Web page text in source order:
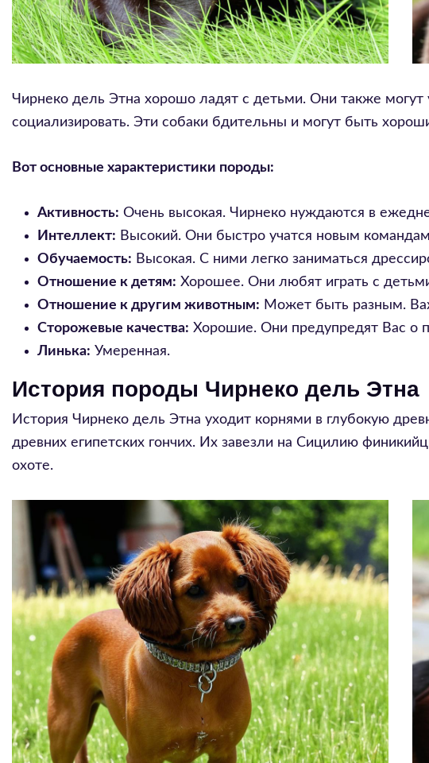
Чирнеко дель Этна хорошо ладят с детьми. Они также могут
социализировать. Эти собаки бдительны и могут быть
Вот основные характеристики породы:
Активность: Очень высокая. Чирнеко нуждаются в
Интеллект: Высокий. Они быстро учатся новым
Обучаемость: Высокая. С ними легко заниматься
Отношение к детям: Хорошее. Они любят играть с
Отношение к другим животным: Может быть разным.
Сторожевые качества: Хорошие. Они предупредят Вас о
Линька: Умеренная.
История породы Чирнеко дель Этна
История Чирнеко дель Этна уходит корнями в глубокую
древних египетских гончих. Их завезли на Сицилию
охоте.